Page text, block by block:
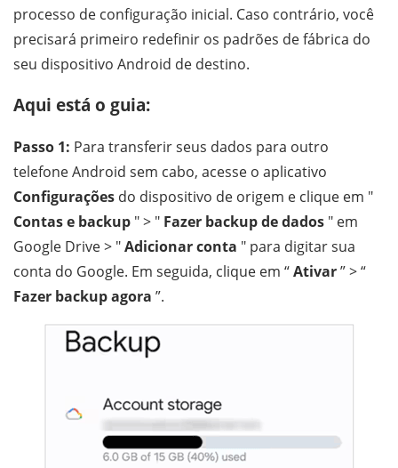
processo de configuração inicial. Caso contrário, você
precisará primeiro redefinir os padrões de fábrica do
seu dispositivo Android de destino.
Aqui está o guia:
Passo 1: Para transferir seus dados para outro
telefone Android sem cabo, acesse o aplicativo
Configurações do dispositivo de origem e clique em "
Contas e backup " > " Fazer backup de dados " em
Google Drive > "Adicionar conta " para digitar sua
conta do Google. Em seguida, clique em “Ativar” > “
Fazer backup agora ”.